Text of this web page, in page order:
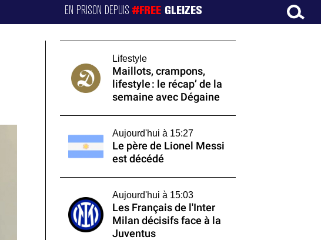
EN PRISON DEPUIS#FREE GLEIZES
Lifestyle
Maillots, crampons,
lifestyle : le récap’ de la
semaine avec Dégaine
Aujourd'hui à 15:27
Le père de Lionel Messi
est décédé
Aujourd'hui à 15:03
Les Français de l'Inter
Milan décisifs face à la
Juventus